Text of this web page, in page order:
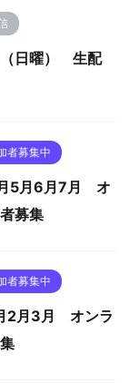
日曜） 生配
者募集中
5月6月7月 オ
募集
者募集中
2月3月 オンラ